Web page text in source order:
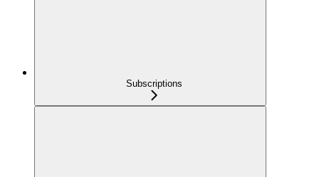
Subscriptions